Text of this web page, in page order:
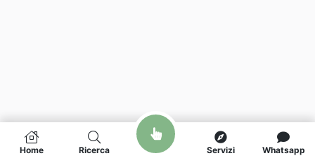
Home Ricerca Servizi Whatsapp